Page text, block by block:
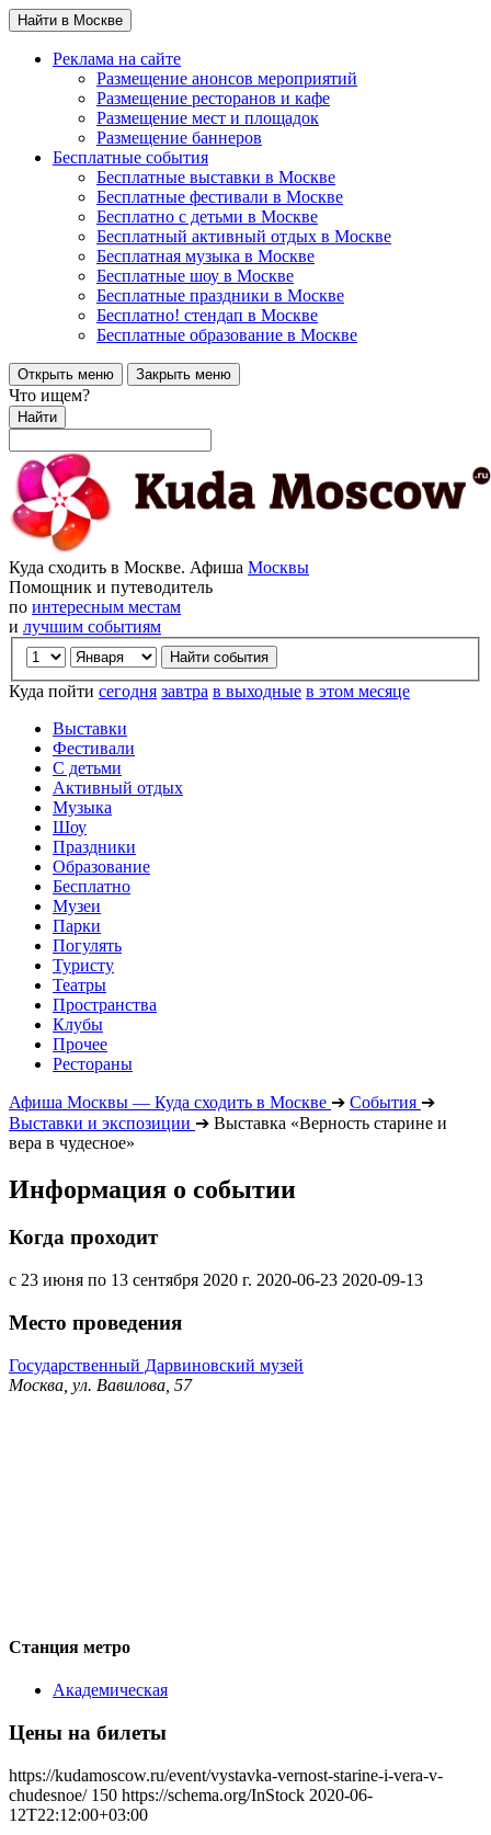
Найти в Москве
Реклама на сайте
Размещение анонсов мероприятий
Размещение ресторанов и кафе
Размещение мест и площадок
Размещение баннеров
Бесплатные события
Бесплатные выставки в Москве
Бесплатные фестивали в Москве
Бесплатно с детьми в Москве
Бесплатный активный отдых в Москве
Бесплатная музыка в Москве
Бесплатные шоу в Москве
Бесплатные праздники в Москве
Бесплатно! стендап в Москве
Бесплатные образование в Москве
Открыть меню Закрыть меню
Что ищем?
Найти
Куда сходить в Москве. Афиша Москвы
Помощник и путеводитель
по интересным местам
и лучшим событиям
Куда пойти сегодня завтра в выходные в этом месяце
Выставки
Фестивали
С детьми
Активный отдых
Музыка
Шоу
Праздники
Образование
Бесплатно
Музеи
Парки
Погулять
Туристу
Театры
Пространства
Клубы
Прочее
Рестораны
Афиша Москвы — Куда сходить в Москве ➔ События ➔
Выставки и экспозиции ➔ Выставка «Верность старине и
вера в чудесное»
Информация о событии
Когда проходит
с 23 июня по 13 сентября 2020 г. 2020-06-23 2020-09-13
Место проведения
Государственный Дарвиновский музей
Москва, ул. Вавилова, 57
Станция метро
Академическая
Цены на билеты
https://kudamoscow.ru/event/vystavka-vernost-starine-i-vera-v-
chudesnoe/ 150 https://schema.org/InStock 2020-06-
12T22:12:00+03:00